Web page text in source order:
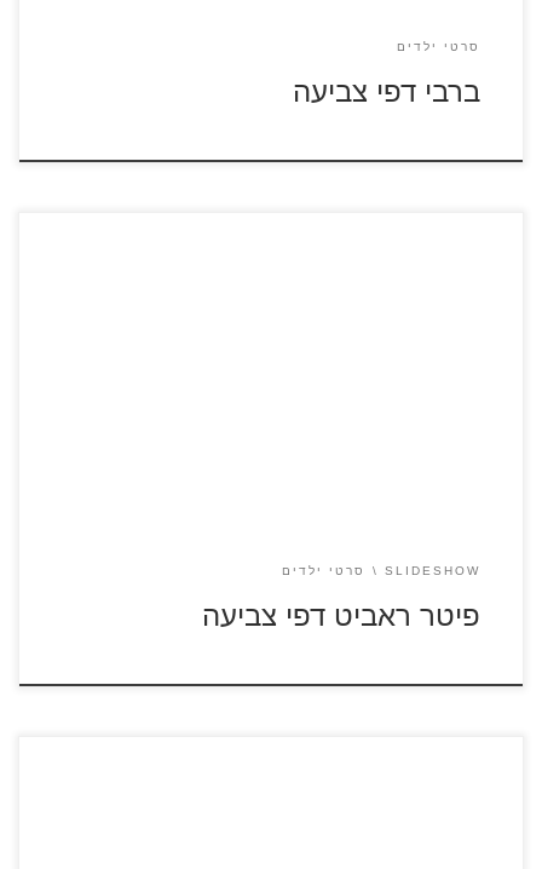
סרטי ילדים
ברבי דפי צביעה
SLIDESHOW סרטי ילדים
פיטר ראביט דפי צביעה